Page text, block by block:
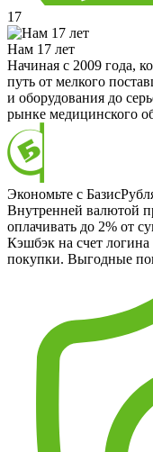
17
Нам 17 лет
Начиная с 2009 года,
путь от мелкого
и оборудования до
рынке медицинского
Экономьте с
Внутренней валютой
оплачивать до 2% от
Кэшбэк на счет логина
покупки. Выгодные